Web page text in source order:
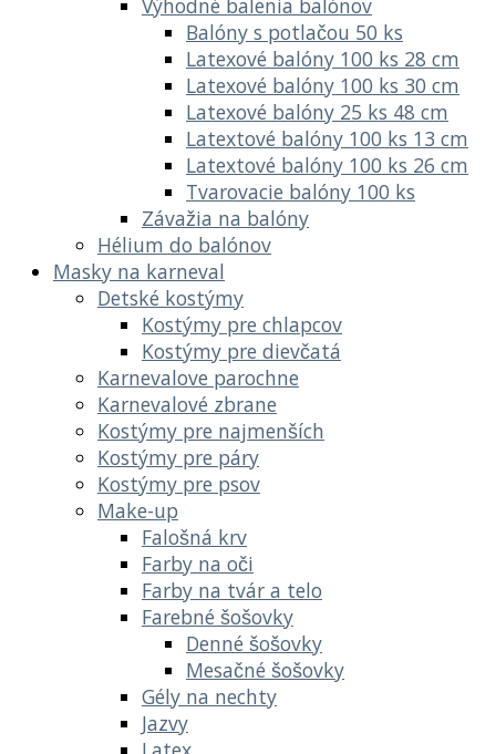
Balóny s potlačou 50 ks
Latexové balóny 100 ks 28 cm
Latexové balóny 100 ks 30 cm
Latexové balóny 25 ks 48 cm
Latextové balóny 100 ks 13 cm
Latextové balóny 100 ks 26 cm
Tvarovacie balóny 100 ks
Závažia na balóny
Hélium do balónov
Masky na karneval
Detské kostýmy
Kostýmy pre chlapcov
Kostýmy pre dievčatá
Karnevalove parochne
Karnevalové zbrane
Kostýmy pre najmenších
Kostýmy pre páry
Kostýmy pre psov
Make-up
Falošná krv
Farby na oči
Farby na tvár a telo
Farebné šošovky
Denné šošovky
Mesačné šošovky
Gély na nechty
Jazvy